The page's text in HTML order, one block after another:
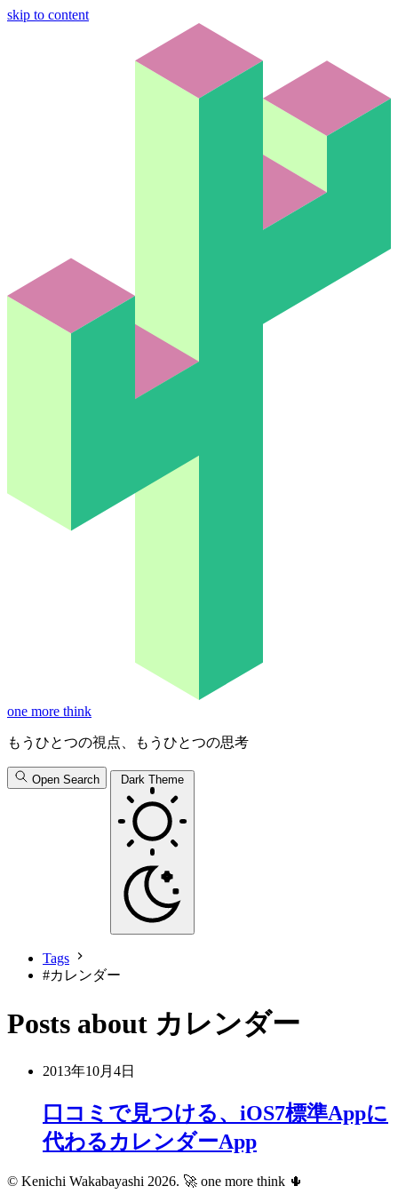
skip to content
one more think
もうひとつの視点、もうひとつの思考
Open Search Dark Theme
Tags
#カレンダー
Posts about カレンダー
2013年10月4日
口コミで見つける、iOS7標準Appに
代わるカレンダーApp
© Kenichi Wakabayashi 2026. 🚀 one more think 🌵